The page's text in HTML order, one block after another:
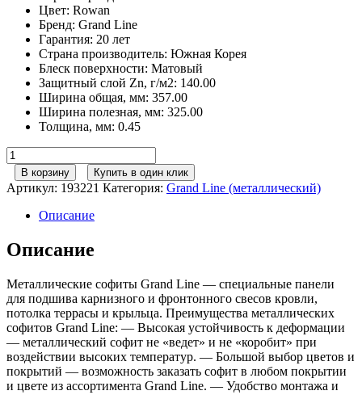
Цвет: Rowan
Бренд: Grand Line
Гарантия: 20 лет
Страна производитель: Южная Корея
Блеск поверхности: Матовый
Защитный слой Zn, г/м2: 140.00
Ширина общая, мм: 357.00
Ширина полезная, мм: 325.00
Толщина, мм: 0.45
Количество
товара
Софит
металлический
полная
перфорация
0,45
Print
с
пленкой
Rowan
TwinColor
В корзину Купить в один клик
Артикул: 193221 Категория: Grand Line (металлический)
Описание
Описание
Металлические софиты Grand Line — специальные панели
для подшива карнизного и фронтонного свесов кровли,
потолка террасы и крыльца. Преимущества металлических
софитов Grand Line: — Высокая устойчивость к деформации
— металлический софит не «ведет» и не «коробит» при
воздействии высоких температур. — Большой выбор цветов и
покрытий — возможность заказать софит в любом покрытии
и цвете из ассортимента Grand Line. — Удобство монтажа и